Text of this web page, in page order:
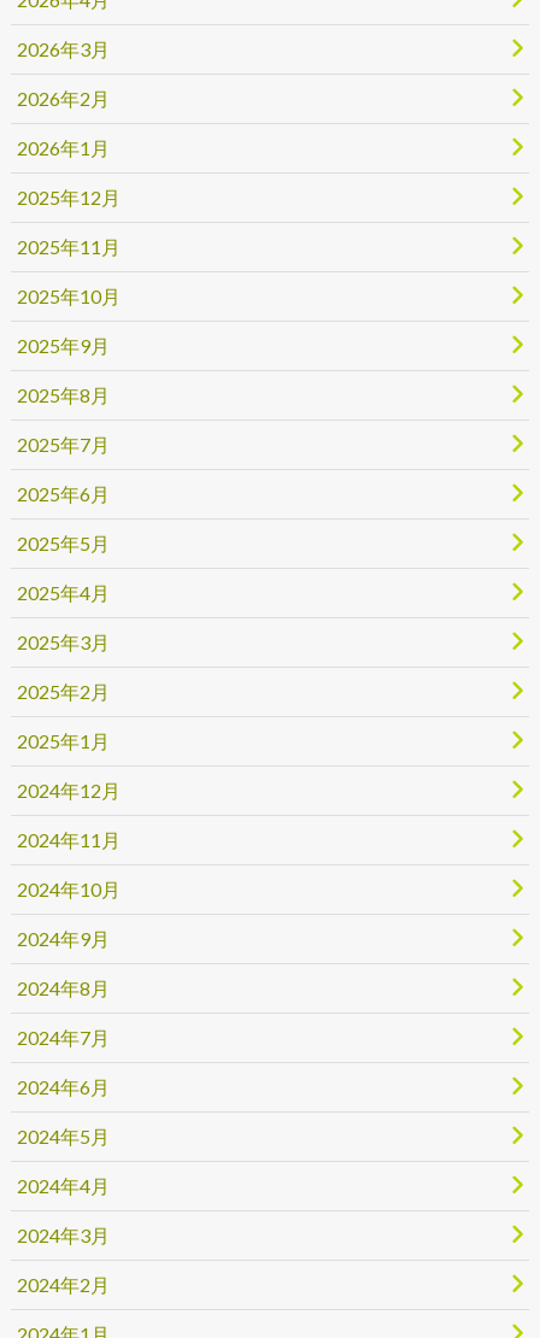
2026年3月
2026年2月
2026年1月
2025年12月
2025年11月
2025年10月
2025年9月
2025年8月
2025年7月
2025年6月
2025年5月
2025年4月
2025年3月
2025年2月
2025年1月
2024年12月
2024年11月
2024年10月
2024年9月
2024年8月
2024年7月
2024年6月
2024年5月
2024年4月
2024年3月
2024年2月